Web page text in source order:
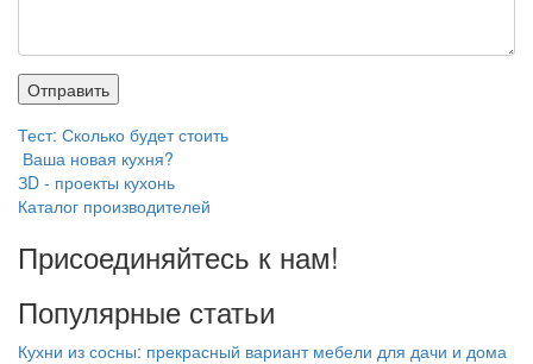
Тест: Сколько будет стоить
Ваша новая кухня?
ЗD - проекты кухонь
Каталог производителей
Присоединяйтесь к нам!
Популярные статьи
Кухни из сосны: прекрасный вариант мебели для дачи и дома